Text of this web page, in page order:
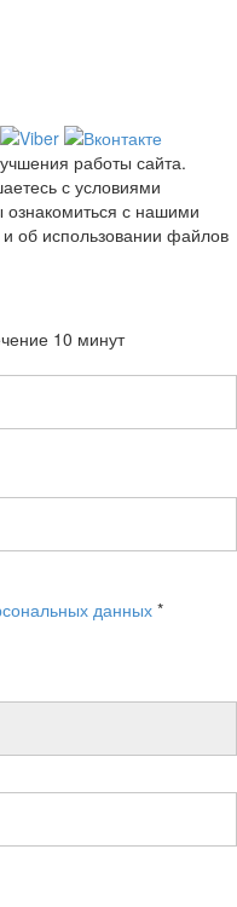
работы сайта.
с условиями
с нашими
об использовании файлов
10 минут
данных *